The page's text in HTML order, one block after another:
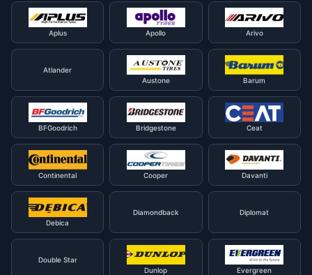
Aplus Apollo Arivo
Atlander
Austone
Barum
BFGoodrich Bridgestone Ceat
Continental Cooper Davanti
Debica
Diamondback Diplomat
Double Star
Dunlop
Evergreen